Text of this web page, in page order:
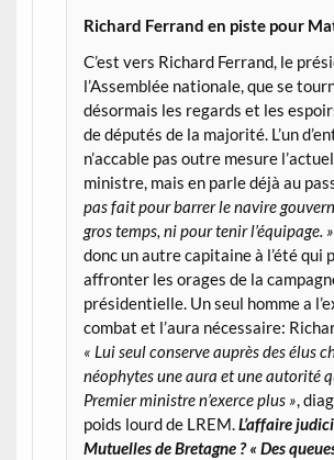
Richard Ferrand en piste pour
C’est vers Richard Ferrand, le
l’Assemblée nationale, que se
désormais les regards et les
de députés de la majorité. L’un
n’accable pas outre mesure
ministre, mais en parle déjà au
pas fait pour barrer le navire
gros temps, ni pour tenir l’équipage. »
donc un autre capitaine à l’été qui
affronter les orages de la
présidentielle. Un seul homme a
combat et l’aura nécessaire:
« Lui seul conserve auprès des élus
néophytes une aura et une autorité
Premier ministre n’exerce plus »,
poids lourd de LREM.L’affaire
Mutuelles de Bretagne ? « Des